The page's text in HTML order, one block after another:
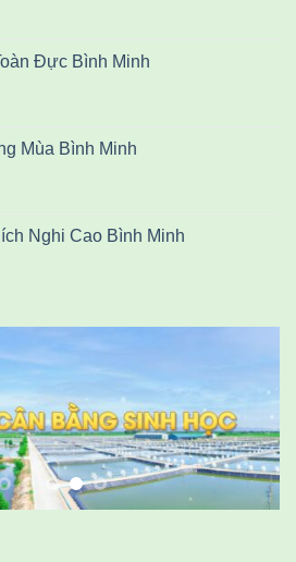
Đực Bình Minh
Mùa Bình Minh
Nghi Cao Bình Minh